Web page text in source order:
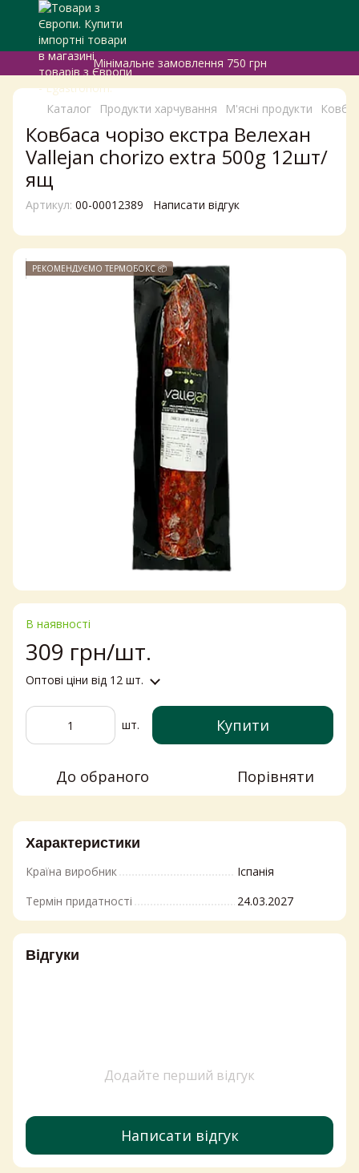
Мінімальне замовлення 750 грн
Каталог Продукти харчування М'ясні продукти
Ковбаса чорізо екстра Велехан
Vallejan chorizo extra 500g 12шт/
ящ
Артикул: 00-00012389 Написати відгук
РЕКОМЕНДУЄМО ТЕРМОБОКС 📦
В наявності
309 грн/шт.
Оптові ціни від 12 шт.
шт. Купити
До обраного Порівняти
Характеристики
Країна виробник
Іспанія
Термін придатності
24.03.2027
Відгуки
Додайте перший відгук
Написати відгук